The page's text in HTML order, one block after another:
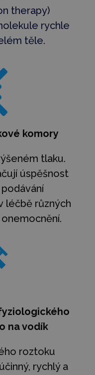
therapy)
rychle
těle.
komory
tlaku.
úspěšnost
léčbě různých
na vodík
roztoku
rychlý a